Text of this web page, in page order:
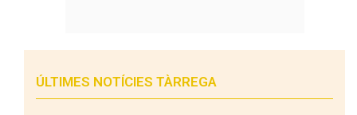
ÚLTIMES NOTÍCIES TÀRREGA